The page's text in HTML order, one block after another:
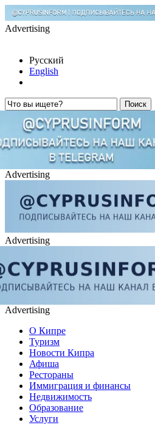
Advertising
Русский
English
Advertising
Advertising
Advertising
О Кипре
Туризм
Новости Кипра
Афиша
Рестораны
Иммиграция и финансы
Недвижимость
Образование
Услуги